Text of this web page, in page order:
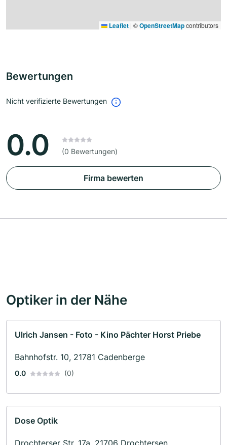
Leaflet | ©OpenStreetMapcontributors
Bewertungen
Nicht verifizierte Bewertungen
0.0 (0 Bewertungen)
Firma bewerten
Optiker in der Nähe
Ulrich Jansen - Foto - Kino Pächter Horst Priebe
Bahnhofstr. 10, 21781 Cadenberge
0.0 (0)
Dose Optik
Drochterser Str. 17a, 21706 Drochtersen